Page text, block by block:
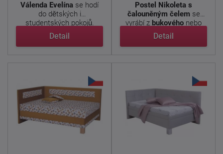
Válenda Evelína se hodí
do dětských i
studentských pokojů.
Kombinace ...
Detail
Postel Nikoleta s
čalouněným čelem se
vyrábí z bukového nebo
dubového ...
Detail